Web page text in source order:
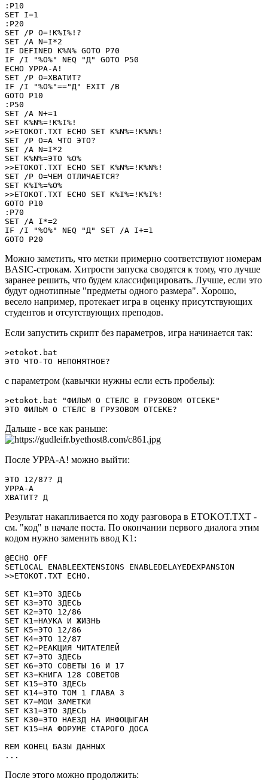
:P10
SET I=1
:P20
SET /P O=!K%I%!?
SET /A N=I*2
IF DEFINED K%N% GOTO P70
IF /I "%O%" NEQ "Д" GOTO P50
ECHO УРРА-А!
SET /P O=ХВАТИТ?
IF /I "%O%"=="Д" EXIT /B
GOTO P10
:P50
SET /A N+=1
SET K%N%=!K%I%!
>>ETOKOT.TXT ECHO SET K%N%=!K%N%!
SET /P O=А ЧТО ЭТО?
SET /A N=I*2
SET K%N%=ЭТО %O%
>>ETOKOT.TXT ECHO SET K%N%=!K%N%!
SET /P O=ЧЕМ ОТЛИЧАЕТСЯ?
SET K%I%=%O%
>>ETOKOT.TXT ECHO SET K%I%=!K%I%!
GOTO P10
:P70
SET /A I*=2
IF /I "%O%" NEQ "Д" SET /A I+=1
GOTO P20
Можно заметить, что метки примерно соответствуют номерам
BASIC-строкам. Хитрости запуска сводятся к тому, что лучше
заранее решить, что будем классифицировать. Лучше, если это
будут однотипные "предметы одного размера". Хорошо,
весело например, протекает игра в оценку присутствующих
студентов и отсутствующих преподов.
Если запустить скрипт без параметров, игра начинается так:
>etokot.bat
ЭТО ЧТО-ТО НЕПОНЯТНОЕ?
с параметром (кавычки нужны если есть пробелы):
>etokot.bat "ФИЛЬМ О СТЕЛС В ГРУЗОВОМ ОТСЕКЕ"
ЭТО ФИЛЬМ О СТЕЛС В ГРУЗОВОМ ОТСЕКЕ?
Дальше - все как раньше:
После УРРА-А! можно выйти:
ЭТО 12/87? Д
УРРА-А
ХВАТИТ? Д
Результат накапливается по ходу разговора в ETOKOT.TXT -
см. "код" в начале поста. По окончании первого диалога этим
кодом нужно заменить ввод K1:
@ECHO OFF
SETLOCAL ENABLEEXTENSIONS ENABLEDELAYEDEXPANSION
>>ETOKOT.TXT ECHO.
SET K1=ЭТО ЗДЕСЬ
SET K3=ЭТО ЗДЕСЬ
SET K2=ЭТО 12/86
SET K1=НАУКА И ЖИЗНЬ
SET K5=ЭТО 12/86
SET K4=ЭТО 12/87
SET K2=РЕАКЦИЯ ЧИТАТЕЛЕЙ
SET K7=ЭТО ЗДЕСЬ
SET K6=ЭТО СОВЕТЫ 16 И 17
SET K3=КНИГА 128 СОВЕТОВ
SET K15=ЭТО ЗДЕСЬ
SET K14=ЭТО ТОМ 1 ГЛАВА 3
SET K7=МОИ ЗАМЕТКИ
SET K31=ЭТО ЗДЕСЬ
SET K30=ЭТО НАЕЗД НА ИНФОЦЫГАН
SET K15=НА ФОРУМЕ СТАРОГО ДОСА
REM КОНЕЦ БАЗЫ ДАННЫХ
...
После этого можно продолжить: